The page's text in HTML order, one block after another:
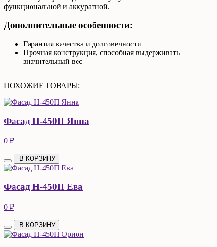
функциональной и аккуратной.
Дополнительные особенности:
Гарантия качества и долговечности
Прочная конструкция, способная выдерживать
значительный вес
ПОХОЖИЕ ТОВАРЫ:
Фасад Н-450П Янна
0 ₽
В КОРЗИНУ
Фасад Н-450П Ева
0 ₽
В КОРЗИНУ